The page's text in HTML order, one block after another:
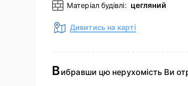
Матеріал будівлі: цегляний
Дивитись на карті
Вибравши цю нерухомість Ви